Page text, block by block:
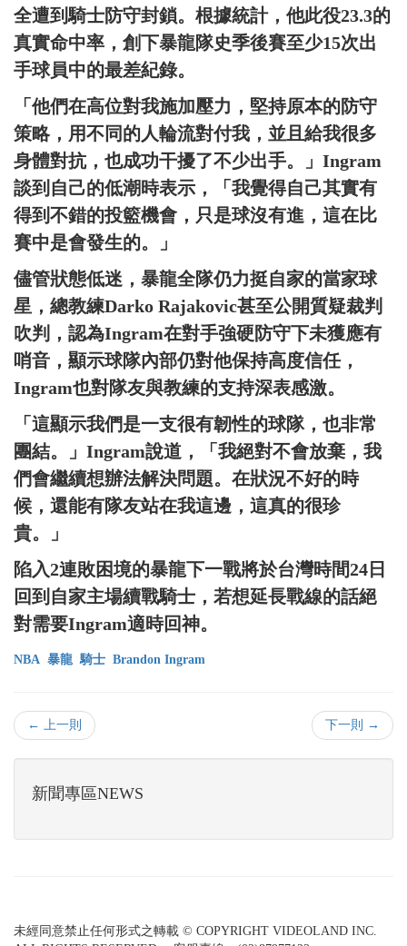
全遭到騎士防守封鎖。根據統計，他此役23.3的
真實命中率，創下暴龍隊史季後賽至少15次出
手球員中的最差紀錄。
「他們在高位對我施加壓力，堅持原本的防守
策略，用不同的人輪流對付我，並且給我很多
身體對抗，也成功干擾了不少出手。」Ingram
談到自己的低潮時表示，「我覺得自己其實有
得到不錯的投籃機會，只是球沒有進，這在比
賽中是會發生的。」
儘管狀態低迷，暴龍全隊仍力挺自家的當家球
星，總教練Darko Rajakovic甚至公開質疑裁判
吹判，認為Ingram在對手強硬防守下未獲應有
哨音，顯示球隊內部仍對他保持高度信任，
Ingram也對隊友與教練的支持深表感激。
「這顯示我們是一支很有韌性的球隊，也非常
團結。」Ingram說道，「我絕對不會放棄，我
們會繼續想辦法解決問題。在狀況不好的時
候，還能有隊友站在我這邊，這真的很珍
貴。」
陷入2連敗困境的暴龍下一戰將於台灣時間24日
回到自家主場續戰騎士，若想延長戰線的話絕
對需要Ingram適時回神。
NBA 暴龍 騎士 Brandon Ingram
← 上一則 下一則 →
新聞專區NEWS
未經同意禁止任何形式之轉載 © COPYRIGHT VIDEOLAND INC.